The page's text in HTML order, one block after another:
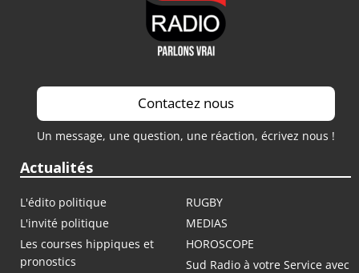
Contactez nous
Un message, une question, une réaction, écrivez nous !
Actualités
L'édito politique
RUGBY
L'invité politique
MEDIAS
Les courses hippiques et
pronostics
HOROSCOPE
Sud Radio à votre Service avec